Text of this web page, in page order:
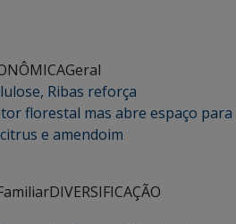
Geral
Ribas reforça
florestal mas abre espaço para
e amendoim
DIVERSIFICAÇÃO